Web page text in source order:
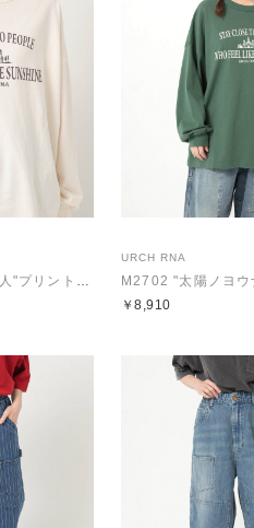
M2702 "太陽ノヨウナ人"プリントBIGロンT
URCH RNA
￥8,910